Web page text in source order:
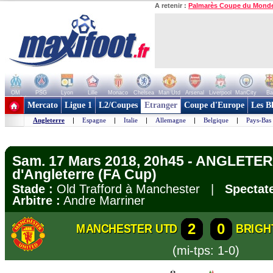
A retenir : Palmarès Coupe du
OM PSG Lyon Lille Monaco Chelsea Man Utd Arsenal Liverpool ManCity
+ de clubs
Mercato Ligue 1 L2/Coupes Etranger Coupe d'Europe Les
Angleterre | Espagne | Italie | Allemagne | Belgique | Pays-Bas
Sam. 17 Mars 2018, 20h45 -
d'Angleterre (FA Cup)
Stade : Old Trafford à Manchester |
Arbitre : Andre Marriner
MANCHESTER UTD 2 0
(mi-tps: 1-0)